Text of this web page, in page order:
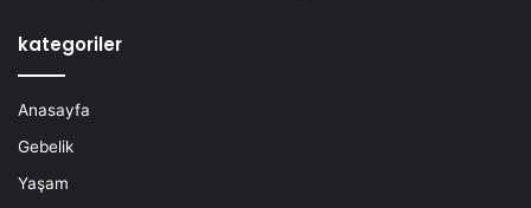
kategoriler
Anasayfa
Gebelik
Yaşam